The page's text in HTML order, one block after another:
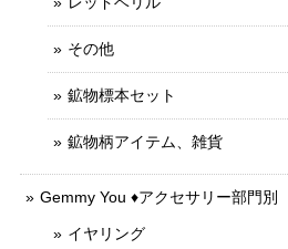
その他
鉱物標本セット
鉱物柄アイテム、雑貨
Gemmy You ♦︎アクセサリー部門別
イヤリング